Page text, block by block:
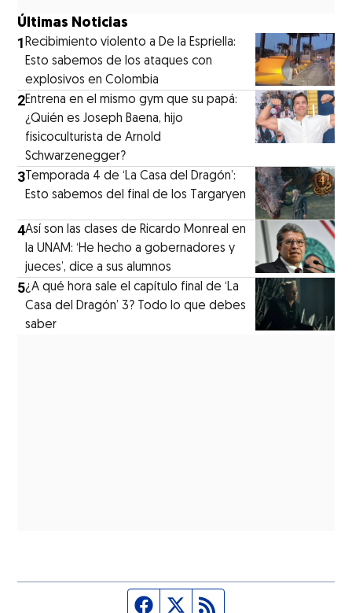
Últimas Noticias
1Recibimiento violento a De la Espriella:
Esto sabemos de los ataques con
explosivos en Colombia
2Entrena en el mismo gym que su papá:
¿Quién es Joseph Baena, hijo
fisicoculturista de Arnold
Schwarzenegger?
3Temporada 4 de ‘La Casa del Dragón’:
Esto sabemos del final de los Targaryen
4Así son las clases de Ricardo Monreal en
la UNAM: ‘He hecho a gobernadores y
jueces’, dice a sus alumnos
5¿A qué hora sale el capítulo final de ‘La
Casa del Dragón’ 3? Todo lo que debes
saber
Página de Facebook
Fuente Twitter